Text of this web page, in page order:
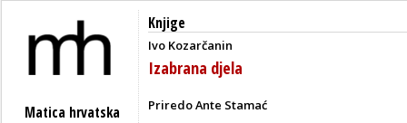
Matica hrvatska
Knjige
Ivo Kozarčanin
Izabrana djela
Priredo Ante Stamać